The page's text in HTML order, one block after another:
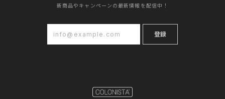
新商品やキャンペーンの最新情報を配信中！
登録